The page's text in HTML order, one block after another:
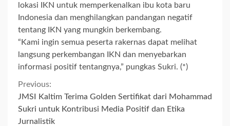
lokasi IKN untuk memperkenalkan ibu kota baru
Indonesia dan menghilangkan pandangan negatif
tentang IKN yang mungkin berkembang.
“Kami ingin semua peserta rakernas dapat melihat
langsung perkembangan IKN dan menyebarkan
informasi positif tentangnya,” pungkas Sukri. (*)
Continue
Reading
Previous:
JMSI Kaltim Terima Golden Sertifikat dari Mohammad
Sukri untuk Kontribusi Media Positif dan Etika
Jurnalistik